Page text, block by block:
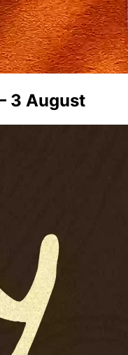
3 August